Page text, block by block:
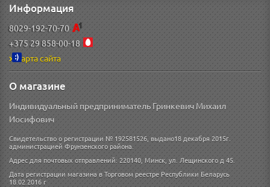
Информация
8029-192-70-70
+375 29 858-00-18
Карта сайта
О магазине
Индивидуальный предприниматель Гринкевич Михаил
Иосифович
Свидетельство о регистрации № 192581526, выдано18 декабря 2015г.
администрацией Фрунзенского района.
Адрес для почтовых отправлений: 220140, Минск, ул. Лещинского д 45.
Дата регистрации магазина в Торговом реестре Республики Беларусь
18.02.2016 г